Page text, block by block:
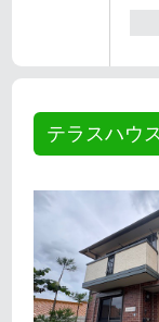
テラスハウス